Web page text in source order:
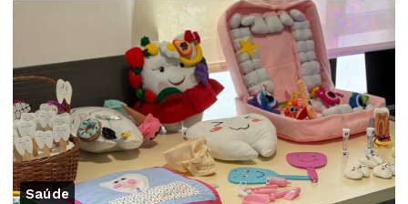
Saúde